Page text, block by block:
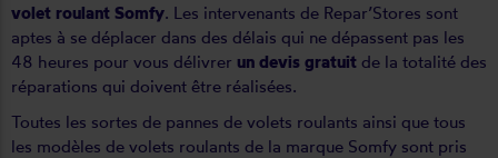
volet roulant Somfy. Les intervenants de Repar’Stores sont
aptes à se déplacer dans des délais qui ne dépassent pas les
48 heures pour vous délivrer un devis gratuit de la totalité des
réparations qui doivent être réalisées.
Toutes les sortes de pannes de volets roulants ainsi que tous
les modèles de volets roulants de la marque Somfy sont pris